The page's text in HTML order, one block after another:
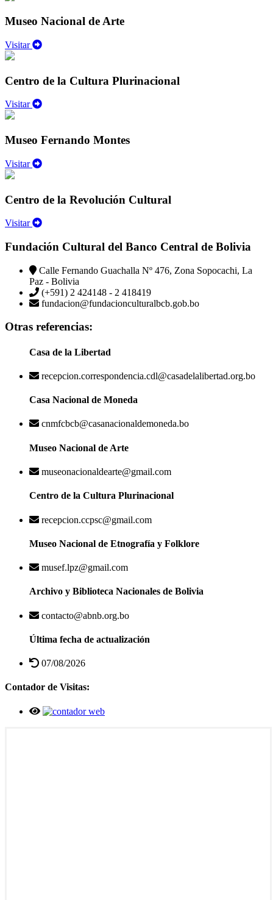
Museo Nacional de Arte
Visitar
Centro de la Cultura Plurinacional
Visitar
Museo Fernando Montes
Visitar
Centro de la Revolución Cultural
Visitar
Fundación Cultural del Banco Central de Bolivia
Calle Fernando Guachalla Nº 476, Zona Sopocachi, La
Paz - Bolivia
(+591) 2 424148 - 2 418419
fundacion@fundacionculturalbcb.gob.bo
Otras referencias:
Casa de la Libertad
recepcion.correspondencia.cdl@casadelalibertad.org.bo
Casa Nacional de Moneda
cnmfcbcb@casanacionaldemoneda.bo
Museo Nacional de Arte
museonacionaldearte@gmail.com
Centro de la Cultura Plurinacional
recepcion.ccpsc@gmail.com
Museo Nacional de Etnografía y Folklore
musef.lpz@gmail.com
Archivo y Biblioteca Nacionales de Bolivia
contacto@abnb.org.bo
Última fecha de actualización
07/08/2026
Contador de Visitas: